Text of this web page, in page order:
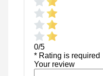
0/5
* Rating is required
Your review